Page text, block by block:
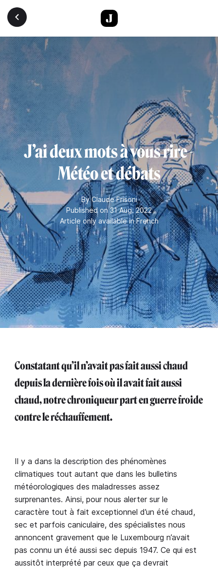
Skip to main content
J’ai deux mots à vous rire -
Météo et débats
ByClaude Frisoni
Published on 31 Aug. 2022
Article only available in French
Constatant qu’il n’avait pas fait aussi chaud
depuis la dernière fois où il avait fait aussi
chaud, notre chroniqueur part en guerre froide
contre le réchauffement.
Il y a dans la description des phénomènes
climatiques tout autant que dans les bulletins
météorologiques des maladresses assez
surprenantes. Ainsi, pour nous alerter sur le
caractère tout à fait exceptionnel d’un été chaud,
sec et parfois caniculaire, des spécialistes nous
annoncent gravement que le Luxembourg n’avait
pas connu un été aussi sec depuis 1947. Ce qui est
aussitôt interprété par ceux que ça devrait